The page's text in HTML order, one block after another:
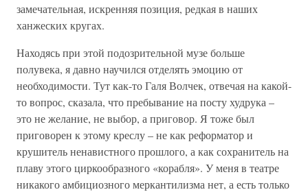
замечательная, искренняя позиция, редкая в наших
ханжеских кругах.
Находясь при этой подозрительной музе больше
полувека, я давно научился отделять эмоцию от
необходимости. Тут как-то Галя Волчек, отвечая на какой-
то вопрос, сказала, что пребывание на посту худрука –
это не желание, не выбор, а приговор. Я тоже был
приговорен к этому креслу – не как реформатор и
крушитель ненавистного прошлого, а как сохранитель на
плаву этого циркообразного «корабля». У меня в театре
никакого амбициозного меркантилизма нет, а есть только